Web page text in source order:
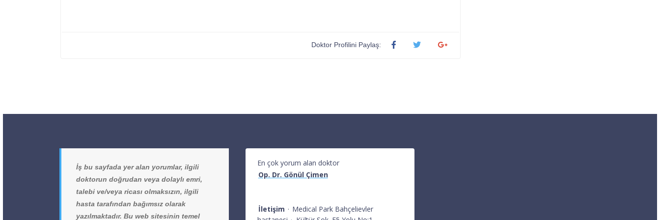
Doktor Profilini Paylaş:
İş bu sayfada yer alan yorumlar, ilgili
doktorun doğrudan veya dolaylı emri,
talebi ve/veya ricası olmaksızın, ilgili
hasta tarafından bağımsız olarak
yazılmaktadır. Bu web sitesinin temel
En çok yorum alan doktor
Op. Dr. Gönül Çimen
İletişim · Medical Park Bahçelievler